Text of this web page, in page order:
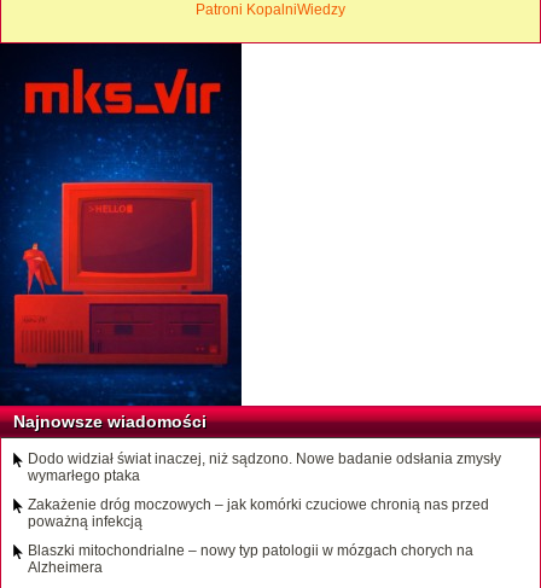
Patroni KopalniWiedzy
Najnowsze wiadomości
Dodo widział świat inaczej, niż sądzono. Nowe badanie odsłania zmysły
wymarłego ptaka
Zakażenie dróg moczowych – jak komórki czuciowe chronią nas przed
poważną infekcją
Blaszki mitochondrialne – nowy typ patologii w mózgach chorych na
Alzheimera